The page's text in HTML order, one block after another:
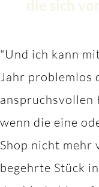
die sich
"Und ich kann
Jahr problemlos
anspruchsvollen
wenn die eine
Shop nicht mehr
begehrte Stück